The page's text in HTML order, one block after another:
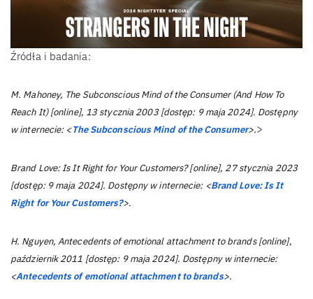
Źródła i badania:
M. Mahoney, The Subconscious Mind of the Consumer (And How To
Reach It) [online], 13 stycznia 2003 [dostęp: 9 maja 2024]. Dostępny
w internecie: <The Subconscious Mind of the Consumer>.>
Brand Love: Is It Right for Your Customers? [online], 27 stycznia 2023
[dostęp: 9 maja 2024]. Dostępny w internecie: <Brand Love: Is It
Right for Your Customers?>.
H. Nguyen, Antecedents of emotional attachment to brands [online],
październik 2011 [dostęp: 9 maja 2024]. Dostępny w internecie:
<Antecedents of emotional attachment to brands>.